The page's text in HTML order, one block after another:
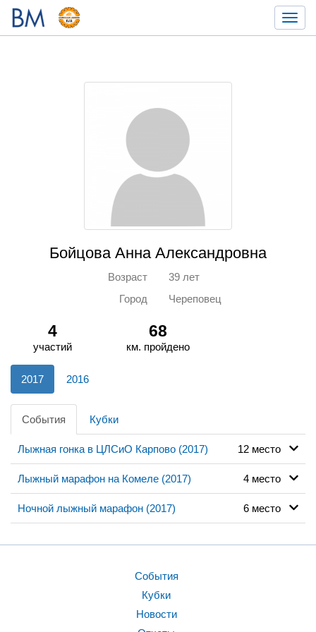
Бойцова Анна Александровна
Возраст
39 лет
Город
Череповец
4
участий
68
км. пройдено
2017 2016
События Кубки
Лыжная гонка в ЦЛСиО Карпово (2017) 12 место
Лыжный марафон на Комеле (2017) 4 место
Ночной лыжный марафон (2017) 6 место
События
Кубки
Новости